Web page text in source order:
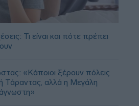
Τι είναι και πότε πρέπει
«Κάποιοι ξέρουν πόλεις
Τάραντας, αλλά η Μεγάλη